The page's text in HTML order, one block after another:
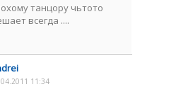
танцору чьтото
всегда ....
11:34